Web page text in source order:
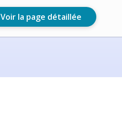
Voir la page détaillée